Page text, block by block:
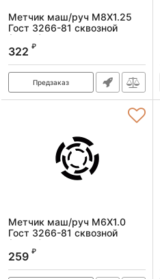
Метчик маш/руч M8X1.25
Гост 3266-81 сквозной
(Р6М5)
Артикул:
322 ₽
Предзаказ
Метчик маш/руч M6X1.0
Гост 3266-81 сквозной
(Р6М5)
Артикул:
259 ₽